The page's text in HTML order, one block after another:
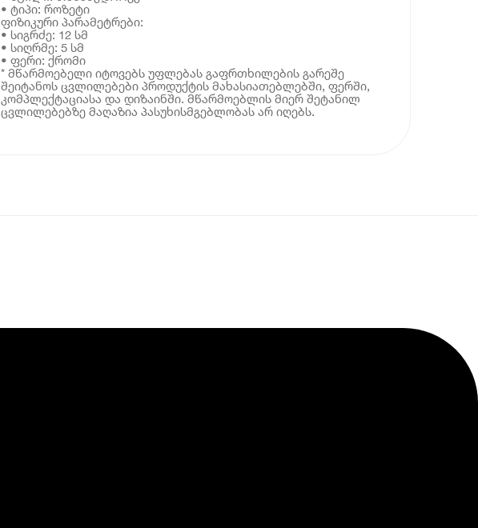
• ტიპი: როზეტი
ფიზიკური პარამეტრები:
• სიგრძე: 12 სმ
• სიღრმე: 5 სმ
• ფერი: ქრომი
* მწარმოებელი იტოვებს უფლებას გაფრთხილების გარეშე
შეიტანოს ცვლილებები პროდუქტის მახასიათებლებში, ფერში,
კომპლექტაციასა და დიზაინში. მწარმოებლის მიერ შეტანილ
ცვლილებებზე მაღაზია პასუხისმგებლობას არ იღებს.